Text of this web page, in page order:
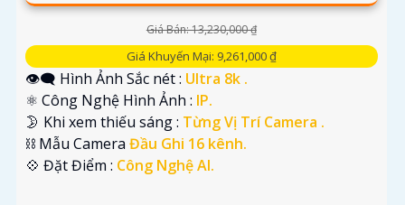
Giá Bán: 13,230,000 ₫
Giá Khuyến Mại: 9,261,000 ₫
👁️‍🗨 Hình Ảnh Sắc nét : Ultra 8k .
⚛️ Công Nghệ Hình Ảnh : IP.
🌛 Khi xem thiếu sáng : Từng Vị Trí Camera .
⛓ Mẫu Camera Đầu Ghi 16 kênh.
️💠 Đặt Điểm : Công Nghệ AI.